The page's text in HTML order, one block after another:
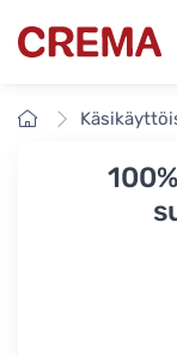
Crema
Etusivu